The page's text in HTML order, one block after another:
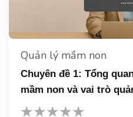
Quản lý mầm non
Chuyên đề 1: Tổng
mầm non và vai trò